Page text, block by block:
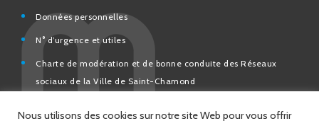
Données personnelles
N° d’urgence et utiles
Charte de modération et de bonne conduite des Réseaux
sociaux de la Ville de Saint-Chamond
Nous utilisons des cookies sur notre site Web pour vous offrir